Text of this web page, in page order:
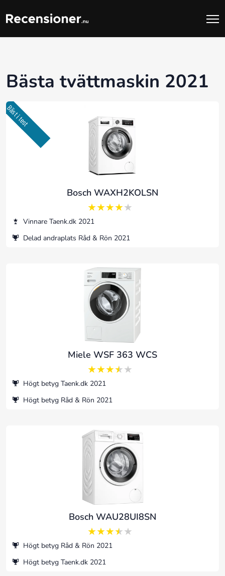
Bästa tvättmaskin 2021
Bäst i test
Bosch WAXH2KOLSN
4 av 5
Vinnare Taenk.dk 2021
Delad andraplats Råd & Rön 2021
Miele WSF 363 WCS
3.5 av 5
Högt betyg Taenk.dk 2021
Högt betyg Råd & Rön 2021
Bosch WAU28UI8SN
3.5 av 5
Högt betyg Råd & Rön 2021
Högt betyg Taenk.dk 2021